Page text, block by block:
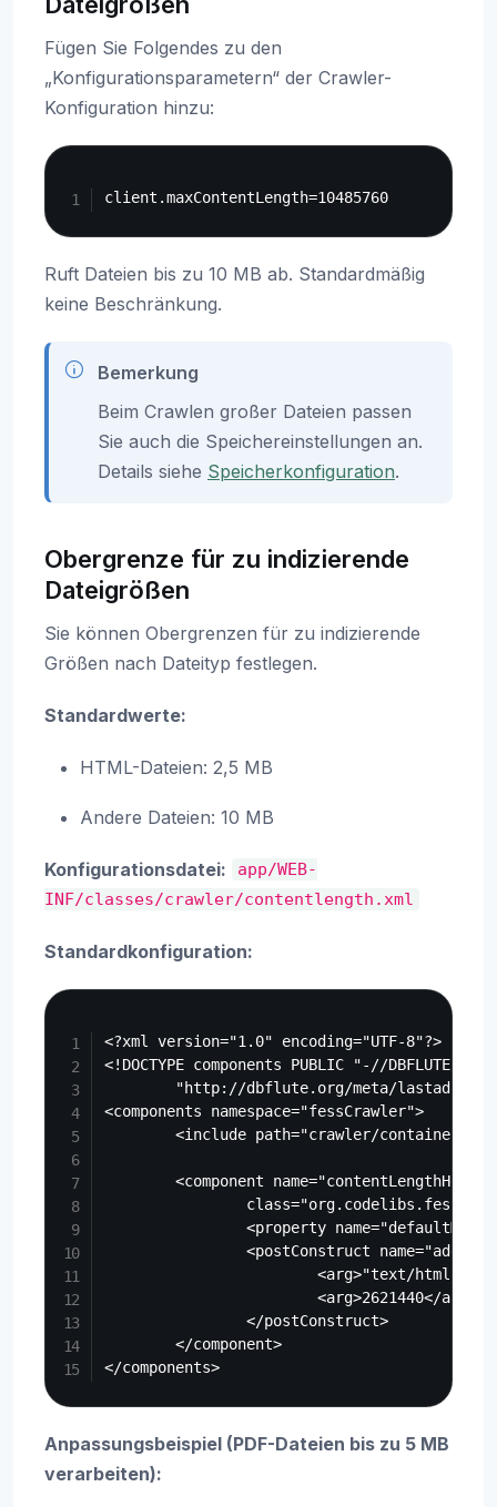
Fügen Sie Folgendes zu den
„Konfigurationsparametern“ der Crawler-
Konfiguration hinzu:
Ruft Dateien bis zu 10 MB ab. Standardmäßig
keine Beschränkung.
Bemerkung
Beim Crawlen großer Dateien passen
Sie auch die Speichereinstellungen an.
Details siehe Speicherkonfiguration.
Obergrenze für zu indizierende
Dateigrößen
Sie können Obergrenzen für zu indizierende
Größen nach Dateityp festlegen.
Standardwerte:
HTML-Dateien: 2,5 MB
Andere Dateien: 10 MB
Konfigurationsdatei:
app/WEB-
INF/classes/crawler/contentlength.xml
Standardkonfiguration:
<?xml version="1.0" encoding="UTF-8"?>
<!DOCTYPE components PUBLIC "-//DBFLUTE//
"http://dbflute.org/meta/
<components namespace="fessCrawler">
<include path="crawler/
<component
<property
<postConstruct
<arg>"text/html"</
<arg>2621440</
                </postConstruct>
        </component>
Anpassungsbeispiel (PDF-Dateien bis zu 5 MB
verarbeiten):